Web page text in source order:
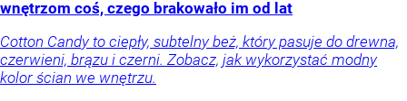
wnętrzom coś, czego brakowało im od lat
Cotton Candy to ciepły, subtelny beż, który pasuje do drewna,
czerwieni, brązu i czerni. Zobacz, jak wykorzystać modny
kolor ścian we wnętrzu.